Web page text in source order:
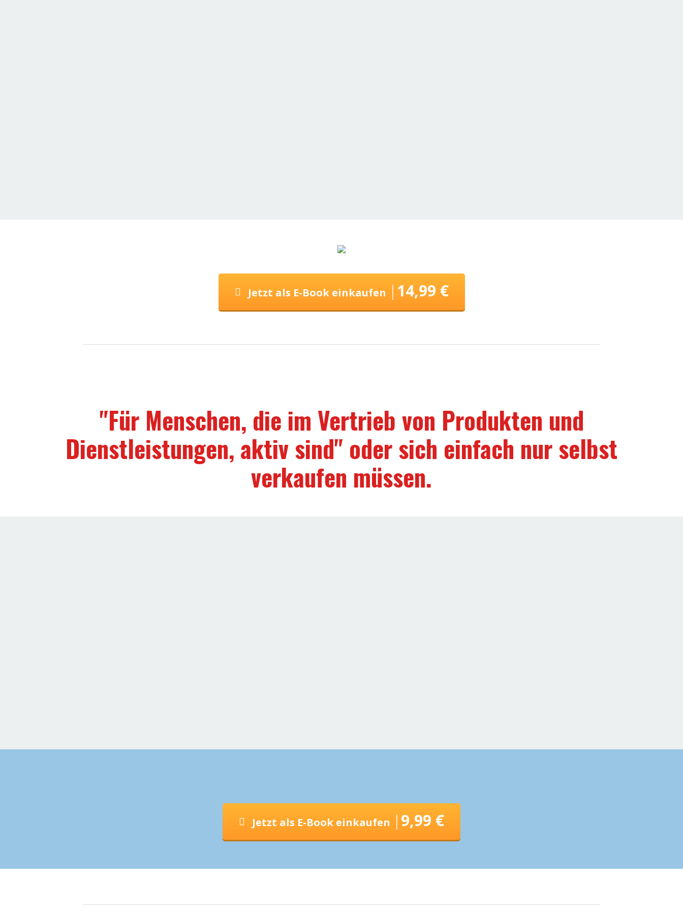
Jetzt als E-Book einkaufen | 14,99 €
"Für Menschen, die im Vertrieb von Produkten und
Dienstleistungen, aktiv sind" oder sich einfach nur selbst
verkaufen müssen.
Jetzt als E-Book einkaufen |9,99 €